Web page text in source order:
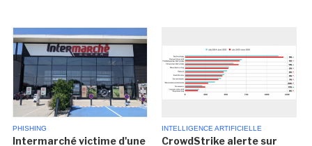
PHISHING
Intermarché victime d'une
INTELLIGENCE ARTIFICIELLE
CrowdStrike alerte sur